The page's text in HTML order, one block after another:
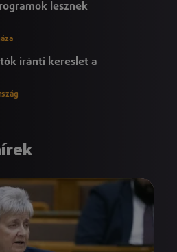
lesznek
iránti kereslet a